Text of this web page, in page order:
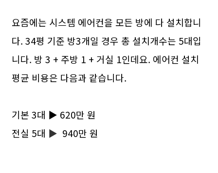
요즘에는 시스템 에어컨을 모든 방에 다 설치합니
다. 34평 기준 방3개일 경우 총 설치개수는 5대입
니다. 방 3 + 주방 1 + 거실 1인데요. 에어컨 설치
평균 비용은 다음과 같습니다.
기본 3대 ▶ 620만 원
전실 5대 ▶ 940만 원